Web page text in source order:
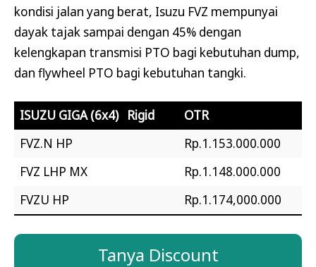
kondisi jalan yang berat, Isuzu FVZ mempunyai
dayak tajak sampai dengan 45% dengan
kelengkapan transmisi PTO bagi kebutuhan dump,
dan flywheel PTO bagi kebutuhan tangki.
ISUZU GIGA (6x4) Rigid
OTR
FVZ.N HP
Rp.1.153.000.000
FVZ LHP MX
Rp.1.148.000.000
FVZU HP
Rp.1.174,000.000
Tanya Discount